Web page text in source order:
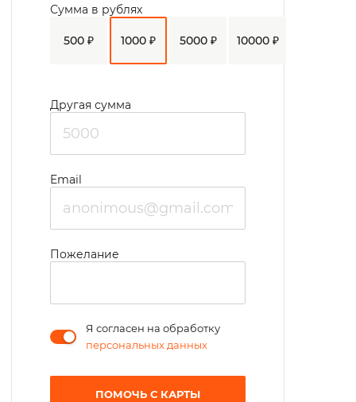
рисование, цветоводство и др.),
состязания по настольным играм, участие
в подготовке концертов, работах по
мероприятия проводятся в беседке на
свежем воздухе. Есть возможность
500 ₽ 1000 ₽ 5000 ₽ 10000 ₽
Сумма в рублях
Другая сумма
Email
Пожелание
Я согласен на обработку
персональных данных
ПОМОЧЬ С КАРТЫ